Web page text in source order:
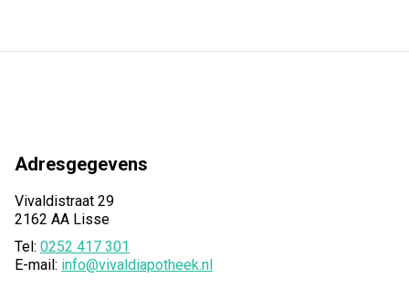
Adresgegevens
Vivaldistraat 29
2162 AA Lisse
Tel: 0252 417 301
E-mail: info@vivaldiapotheek.nl